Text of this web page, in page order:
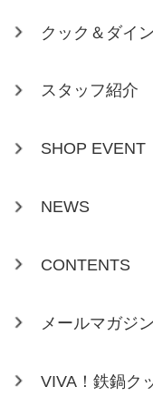
クック＆ダイ
スタッフ紹介
SHOP EVENT
NEWS
CONTENTS
メールマガジ
VIVA！鉄鍋ク